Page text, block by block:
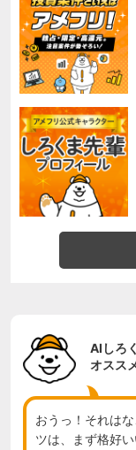
AIしろ
オスス
おうっ！それは
ツは、まず格好